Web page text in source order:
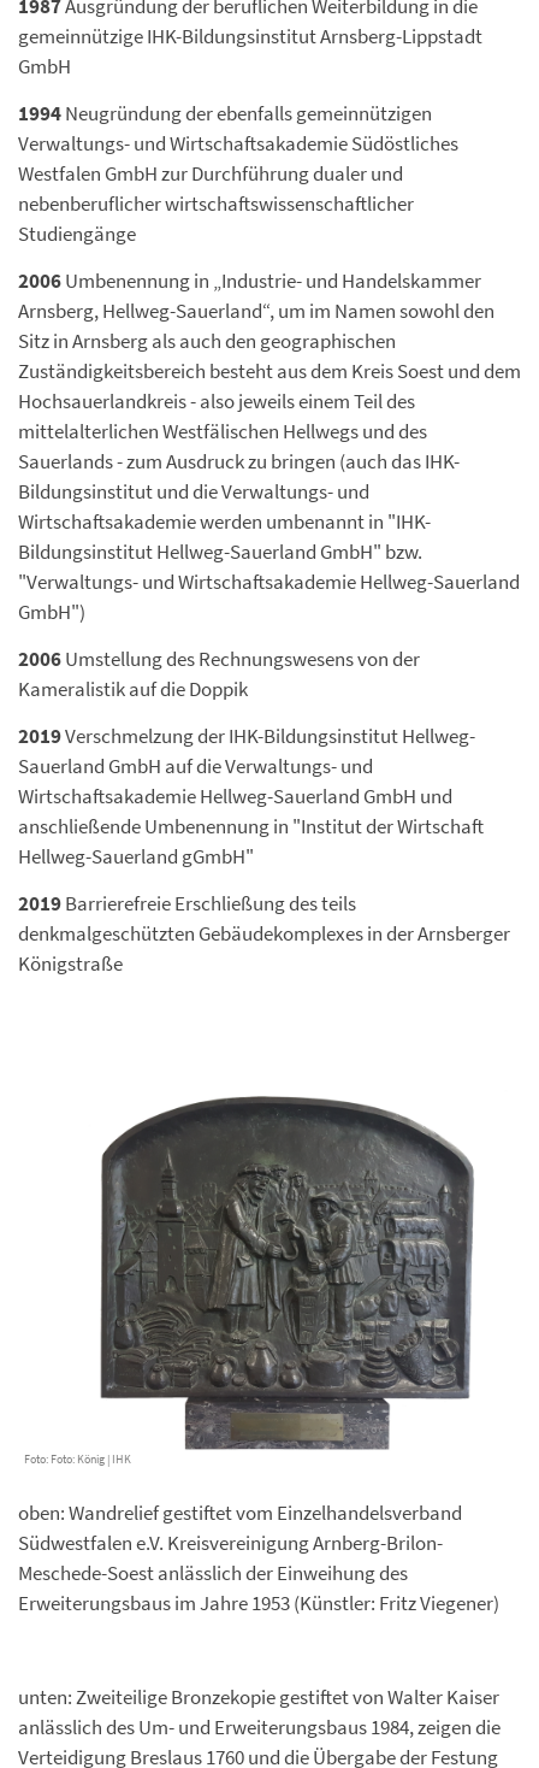
1987Ausgründung der beruflichen Weiterbildung in die
gemeinnützige IHK-Bildungsinstitut Arnsberg-Lippstadt
GmbH
1994Neugründung der ebenfalls gemeinnützigen
Verwaltungs- und Wirtschaftsakademie Südöstliches
Westfalen GmbH zur Durchführung dualer und
nebenberuflicher wirtschaftswissenschaftlicher
Studiengänge
2006Umbenennung in „Industrie- und Handelskammer
Arnsberg, Hellweg-Sauerland“, um im Namen sowohl den
Sitz in Arnsberg als auch den geographischen
Zuständigkeitsbereich besteht aus dem Kreis Soest und dem
Hochsauerlandkreis - also jeweils einem Teil des
mittelalterlichen Westfälischen Hellwegs und des
Sauerlands - zum Ausdruck zu bringen (auch das IHK-
Bildungsinstitut und die Verwaltungs- und
Wirtschaftsakademie werden umbenannt in "IHK-
Bildungsinstitut Hellweg-Sauerland GmbH" bzw.
"Verwaltungs- und Wirtschaftsakademie Hellweg-Sauerland
GmbH")
2006Umstellung des Rechnungswesens von der
Kameralistik auf die Doppik
2019Verschmelzung der IHK-Bildungsinstitut Hellweg-
Sauerland GmbH auf die Verwaltungs- und
Wirtschaftsakademie Hellweg-Sauerland GmbH und
anschließende Umbenennung in "Institut der Wirtschaft
Hellweg-Sauerland gGmbH"
2019Barrierefreie Erschließung des teils
denkmalgeschützten Gebäudekomplexes in der Arnsberger
Königstraße
Foto: Foto: König | IHK
oben: Wandrelief gestiftet vom Einzelhandelsverband
Südwestfalen e.V. Kreisvereinigung Arnberg-Brilon-
Meschede-Soest anlässlich der Einweihung des
Erweiterungsbaus im Jahre 1953 (Künstler: Fritz Viegener)
unten: Zweiteilige Bronzekopie gestiftet von Walter Kaiser
anlässlich des Um- und Erweiterungsbaus 1984, zeigen die
Verteidigung Breslaus 1760 und die Übergabe der Festung